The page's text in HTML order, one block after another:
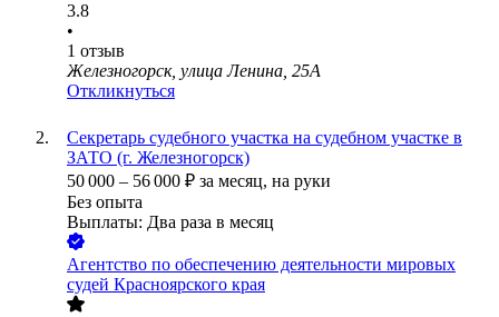
3.8
•
1 отзыв
Железногорск, улица Ленина, 25А
Откликнуться
Секретарь судебного участка на судебном участке в
ЗАТО (г. Железногорск)
50 000 – 56 000 ₽ за месяц, на руки
Без опыта
Выплаты: Два раза в месяц
Агентство по обеспечению деятельности мировых
судей Красноярского края